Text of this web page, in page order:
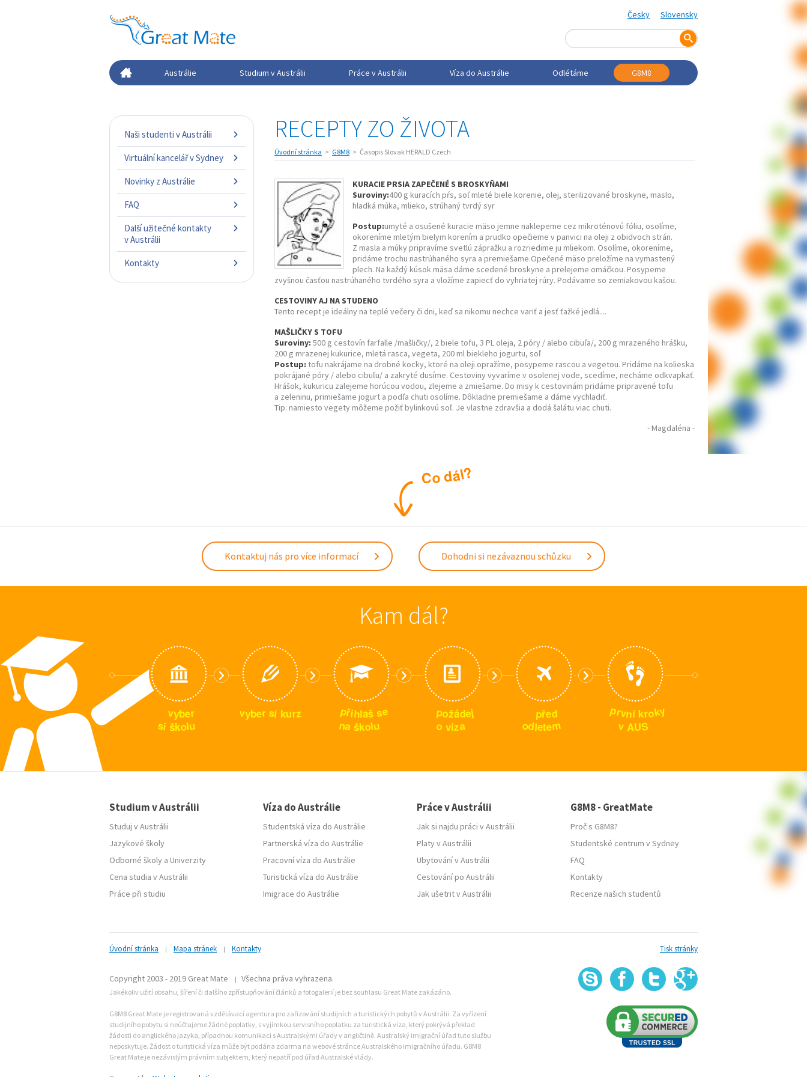
Česky Slovensky
Austrálie Studium v Austrálii Práce v Austrálii Víza do Austrálie Odlétáme G8M8
Naši studenti v Austrálii
Virtuální kancelář v Sydney
Novinky z Austrálie
FAQ
Další užitečné kontakty
v Austrálii
Kontakty
RECEPTY ZO ŽIVOTA
Úvodní stránka G8M8 Časopis Slovak HERALD Czech
KURACIE PRSIA ZAPEČENÉ S BROSKYŇAMI
Suroviny:400 g kuracích pŕs, soľ mleté biele korenie, olej, sterilizované broskyne, maslo,
hladká múka, mlieko, strúhaný tvrdý syr
Postup:umyté a osušené kuracie mäso jemne naklepeme cez mikroténovú fóliu, osolíme,
okoreníme mletým bielym korením a prudko opečieme v panvici na oleji z obidvoch strán.
Z masla a múky pripravíme svetlú zápražku a rozriedime ju mliekom. Osolíme, okoreníme,
pridáme trochu nastrúhaného syra a premiešame.Opečené mäso preložíme na vymastený
plech. Na každý kúsok mäsa dáme scedené broskyne a prelejeme omáčkou. Posypeme
zvyšnou časťou nastrúhaného tvrdého syra a vložíme zapiecť do vyhriatej rúry. Podávame so zemiakovou kašou.
CESTOVINY AJ NA STUDENO
Tento recept je ideálny na teplé večery či dni, keď sa nikomu nechce variť a jesť ťažké jedlá....
MAŠLIČKY S TOFU
Suroviny: 500 g cestovín farfalle /mašličky/, 2 biele tofu, 3 PL oleja, 2 póry / alebo cibuľa/, 200 g mrazeného hrášku,
200 g mrazenej kukurice, mletá rasca, vegeta, 200 ml biekleho jogurtu, soľ
Postup: tofu nakrájame na drobné kocky, ktoré na oleji opražíme, posypeme rascou a vegetou. Pridáme na kolieska
pokrájané póry / alebo cibuľu/ a zakryté dusíme. Cestoviny vyvaríme v osolenej vode, scedíme, necháme odkvapkať.
Hrášok, kukuricu zalejeme horúcou vodou, zlejeme a zmiešame. Do misy k cestovinám pridáme pripravené tofu
a zeleninu, primiešame jogurt a podľa chuti osolíme. Dôkladne premiešame a dáme vychladiť.
Tip: namiesto vegety môžeme požiť bylinkovú soľ. Je vlastne zdravšia a dodá šalátu viac chuti.
- Magdaléna -
Co dál?
Kontaktuj nás pro více informací Dohodni si nezávaznou schůzku
Kam dál?
vyber
si školu
vyber si kurz přihlaš se
na školu
požádej
o víza
před
odletem
první kroky
v AUS
Studium v Austrálii
Studuj v Austrálii
Jazykové školy
Odborné školy a Univerzity
Cena studia v Austrálii
Práce při studiu
Víza do Austrálie
Studentská víza do Austrálie
Partnerská víza do Austrálie
Pracovní víza do Austrálie
Turistická víza do Austrálie
Imigrace do Austrálie
Práce v Austrálii
Jak si najdu práci v Austrálii
Platy v Austrálii
Ubytování v Austrálii
Cestování po Austrálii
Jak ušetrit v Austrálii
G8M8 - GreatMate
Proč s G8M8?
Studentské centrum v Sydney
FAQ
Kontakty
Recenze našich studentů
Úvodní stránka | Mapa stránek | Kontakty Tisk stránky
Copyright 2003 - 2019 Great Mate | Všechna práva vyhrazena.
Jakékoliv užití obsahu, šíření či dalšího zpřístupňování článků a fotogalerií je bez souhlasu Great Mate zakázáno.
G8M8 Great Mate je registrovaná vzdělávací agentura pro zařizování studijních a turistických pobytů v Austrálii. Za vyřízení
studijního pobytu si neúčtujeme žádné poplatky, s vyjímkou servisního poplatku za turistická víza, který pokrývá překlad
žádosti do anglického jazyka, případnou komunikaci s Australskými úřady v angličtině. Australský imigrační úřad tuto službu
neposkytuje. Žádost o turistická víza může být podána zdarma na webové stránce Australského imigračního úřadu. G8M8
Great Mate je nezávislým právním subjektem, který nepatří pod úřad Australské vlády.
+